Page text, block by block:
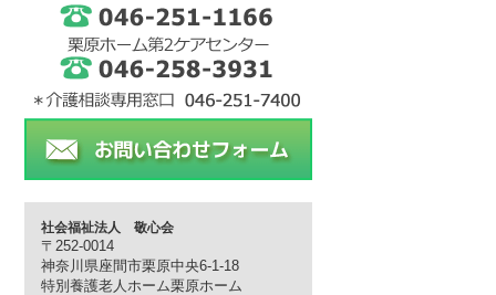
社会福祉法人 敬心会
〒252-0014
神奈川県座間市栗原中央6-1-18
特別養護老人ホーム栗原ホーム